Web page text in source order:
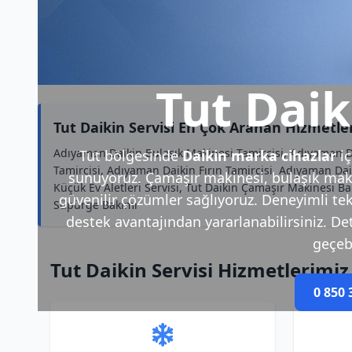
Tut
Tut bölgesindeDaikin marka cihazlar
sunuyoruz. Çamaşır makinesi, bulaşık
güvenilir çözümler sağlıyoruz. Deneyimli
destek avantajından yararlanabilirsiniz.
0 850
Tut Daikin Servisi En Çok Aranan
Adıyaman Daikin Bulaşık Makinesi Tamircisi, Adıyaman
Tamircisi, Adıyaman Daikin Fırın Tamircisi, Adıyaman
Küçük Ev Aletleri Servisi, Tut Daikin Çamaşır Makinesi
Süpürge Bakımı
Tut Daikin Servisi Hizmetlerimiz